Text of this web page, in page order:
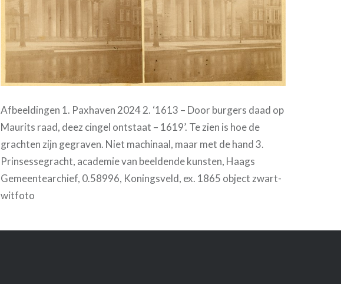
Afbeeldingen 1. Paxhaven 2024 2. ‘1613 – Door burgers daad op
Maurits raad, deez cingel ontstaat – 1619’. Te zien is hoe de
grachten zijn gegraven. Niet machinaal, maar met de hand 3.
Prinsessegracht, academie van beeldende kunsten, Haags
Gemeentearchief, 0.58996, Koningsveld, ex. 1865 object zwart-
witfoto